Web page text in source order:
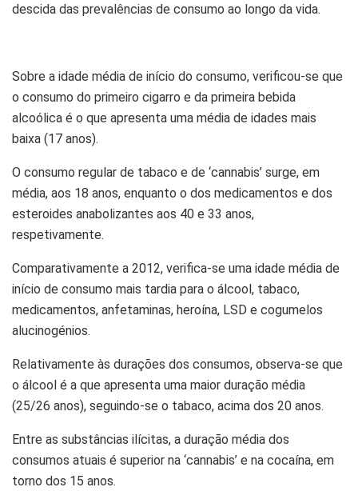
descida das prevalências de consumo ao longo da vida.
Sobre a idade média de início do consumo, verificou-se que
o consumo do primeiro cigarro e da primeira bebida
alcoólica é o que apresenta uma média de idades mais
baixa (17 anos).
O consumo regular de tabaco e de ‘cannabis’ surge, em
média, aos 18 anos, enquanto o dos medicamentos e dos
esteroides anabolizantes aos 40 e 33 anos,
respetivamente.
Comparativamente a 2012, verifica-se uma idade média de
início de consumo mais tardia para o álcool, tabaco,
medicamentos, anfetaminas, heroína, LSD e cogumelos
alucinogénios.
Relativamente às durações dos consumos, observa-se que
o álcool é a que apresenta uma maior duração média
(25/26 anos), seguindo-se o tabaco, acima dos 20 anos.
Entre as substâncias ilícitas, a duração média dos
consumos atuais é superior na ‘cannabis’ e na cocaína, em
torno dos 15 anos.